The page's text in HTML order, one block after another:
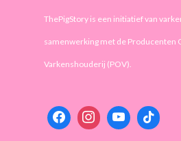
ThePigStory is een initiatief van
samenwerking met de Producenten
Varkenshouderij (POV).